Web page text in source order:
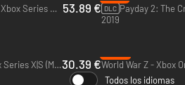
Payday 3 Silver Edition - PC & Xbox Series X|S (Microsoft Store)
53.89 € DLC
2019
Gears 5 - PC, Xbox One & Xbox Series X|S (Microsoft Store)30.39 €World War Z - Xbox
Todos los idiomas